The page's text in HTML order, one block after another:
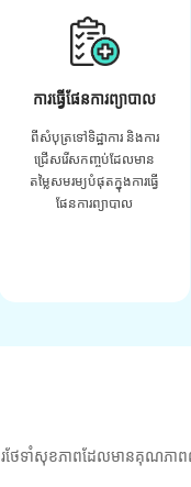
ការធ្វើផែនការព្យាបាល
ពីសំបុត្រទៅទិដ្ឋាការ និងការ
ជ្រើសរើសកញ្ចប់ដែលមាន
តម្លៃសមរម្យបំផុតក្នុងការធ្វើ
ផែនការព្យាបាល
ទាំសុខភាពដែលមានគុណភាព